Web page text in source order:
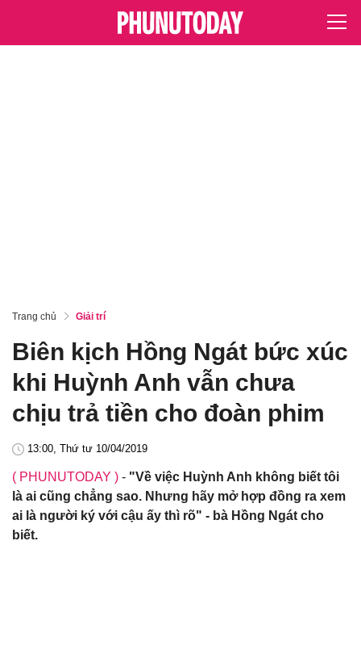
Trang chủ Giải trí
Biên kịch Hồng Ngát bức xúc
khi Huỳnh Anh vẫn chưa
chịu trả tiền cho đoàn phim
13:00, Thứ tư 10/04/2019
( PHUNUTODAY ) - "Về việc Huỳnh Anh không biết tôi
là ai cũng chẳng sao. Nhưng hãy mở hợp đồng ra xem
ai là người ký với cậu ấy thì rõ" - bà Hồng Ngát cho
biết.